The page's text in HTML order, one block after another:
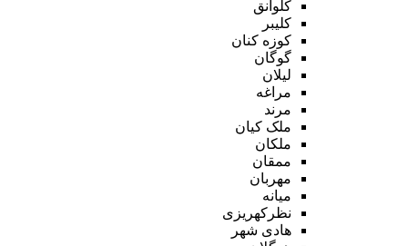
کلوانق
کلیبر
کوزه کنان
گوگان
لیلان
مراغه
مرند
ملک کیان
ملکان
ممقان
مهربان
میانه
نظرکهریزی
هادی شهر